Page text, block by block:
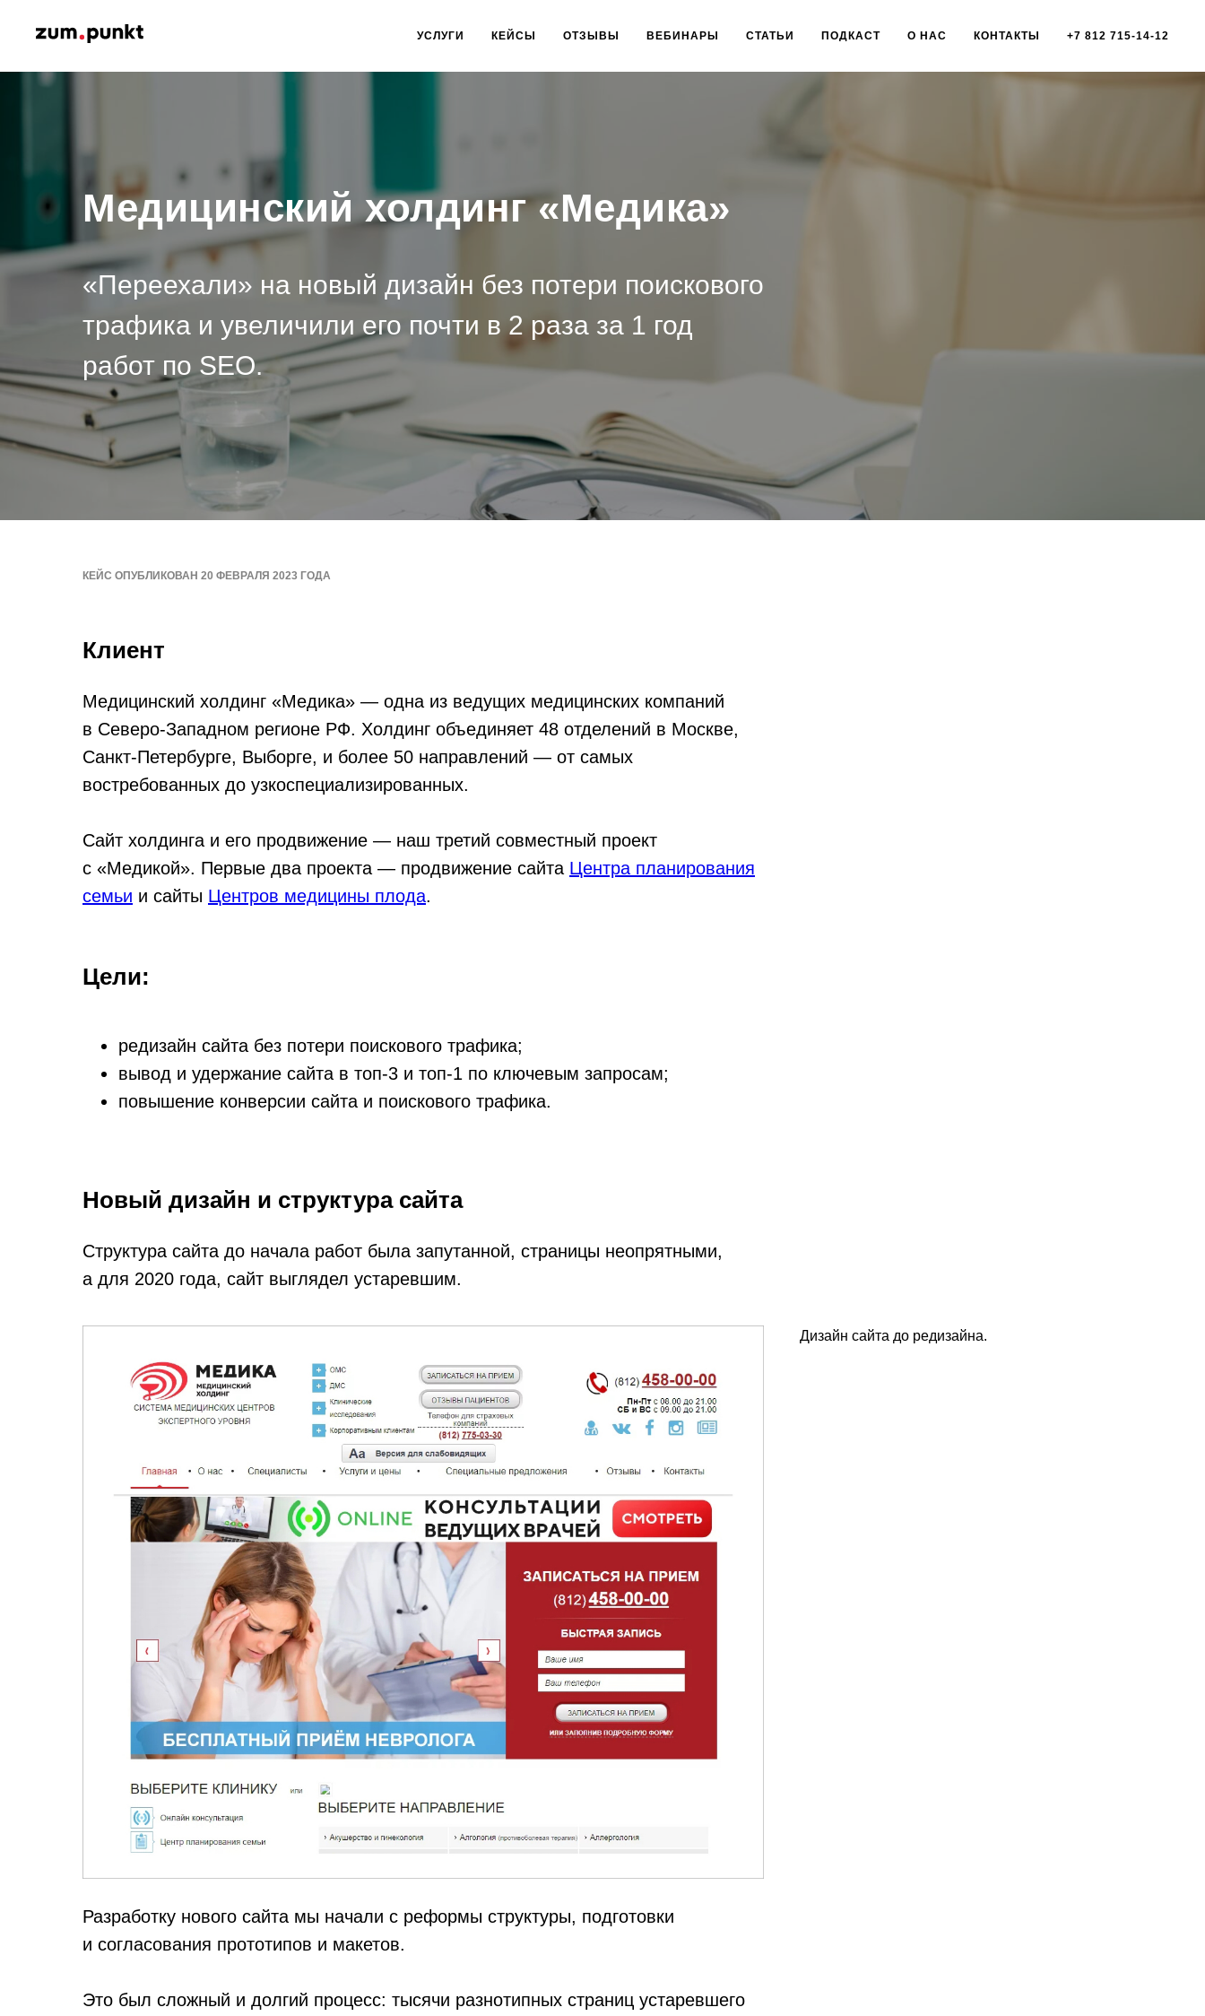
УСЛУГИ КЕЙСЫ ОТЗЫВЫ ВЕБИНАРЫ СТАТЬИ ПОДКАСТ О НАС КОНТАКТЫ +7 812 715-14-12
Медицинский холдинг «Медика»
«Переехали» на новый дизайн без потери поискового
трафика и увеличили его почти в 2 раза за 1 год
работ по SEO.
КЕЙС ОПУБЛИКОВАН 20 ФЕВРАЛЯ 2023 ГОДА
Клиент
Медицинский холдинг «Медика» — одна из ведущих медицинских компаний
в Северо-Западном регионе РФ. Холдинг объединяет 48 отделений в Москве,
Санкт-Петербурге, Выборге, и более 50 направлений — от самых
востребованных до узкоспециализированных.
Сайт холдинга и его продвижение — наш третий совместный проект
с «Медикой». Первые два проекта — продвижение сайта Центра планирования
семьи и сайты Центров медицины плода.
Цели:
редизайн сайта без потери поискового трафика;
вывод и удержание сайта в топ-3 и топ-1 по ключевым запросам;
повышение конверсии сайта и поискового трафика.
Новый дизайн и структура сайта
Структура сайта до начала работ была запутанной, страницы неопрятными,
а для 2020 года, сайт выглядел устаревшим.
Дизайн сайта до редизайна.
Разработку нового сайта мы начали с реформы структуры, подготовки
и согласования прототипов и макетов.
Это был сложный и долгий процесс: тысячи разнотипных страниц устаревшего